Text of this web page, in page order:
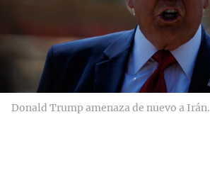
Donald Trump amenaza de nuevo a Irán.